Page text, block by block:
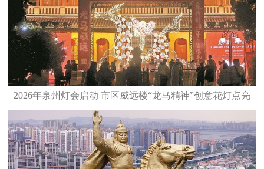
2026年泉州灯会启动 市区威远楼“龙马精神”创意花灯点亮